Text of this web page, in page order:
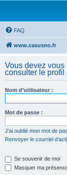
FAQ
www.casusno.fr
Vous devez
consulter le profil
Nom d’utilisateur :
Mot de passe :
J’ai oublié mon mot de
Renvoyer le courriel
Se souvenir de moi
Masquer ma